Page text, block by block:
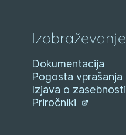
Izobraževanje
Dokumentacija
Pogosta vprašanja
Izjava o zasebnosti
Priročniki